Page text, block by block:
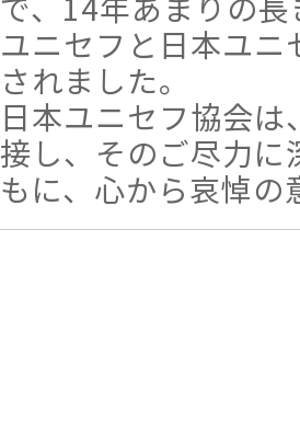
ユニセフと日本ユ
されました。
日本ユニセフ協会
接し、そのご尽力
もに、心から哀悼の